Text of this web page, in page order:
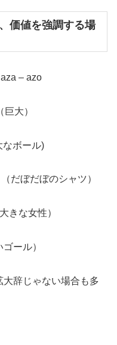
価値を強調する場
– azo
大）
なボール)
だぼだぼのシャツ）
きな女性）
ール）
大辞じゃない場合も多